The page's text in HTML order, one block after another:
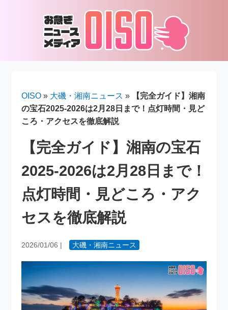
OISO » 大磯・湘南ニュース »
【完全ガイド】湘南
の宝石2025-2026は2月28日まで！点灯時間・見ど
ころ・アクセスを徹底解説
【完全ガイド】湘南の宝石
2025-2026は2月28日まで！
点灯時間・見どころ・アク
セスを徹底解説
2026/01/06 | 大磯・湘南ニュース